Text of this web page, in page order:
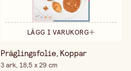
LÄGG I VARUKORG
Präglingsfolie, Koppar
3 ark, 18,5 x 29 cm